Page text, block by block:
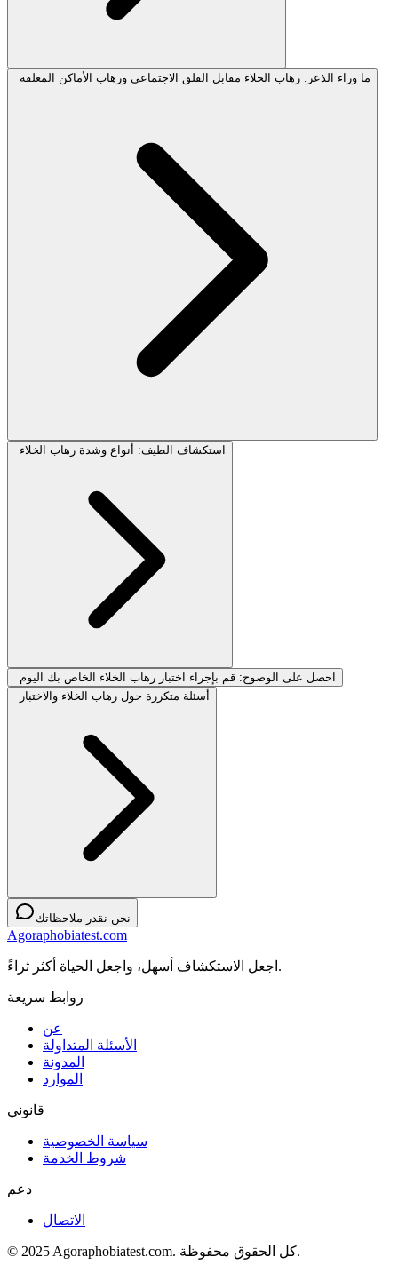
ما وراء الذعر: رهاب الخلاء مقابل القلق الاجتماعي ورهاب الأماكن المغلقة
استكشاف الطيف: أنواع وشدة رهاب الخلاء
احصل على الوضوح: قم بإجراء اختبار رهاب الخلاء الخاص بك اليوم
أسئلة متكررة حول رهاب الخلاء والاختبار
نحن نقدر ملاحظاتك
Agoraphobiatest.com
اجعل الاستكشاف أسهل، واجعل الحياة أكثر ثراءً.
روابط سريعة
عن
الأسئلة المتداولة
المدونة
الموارد
قانوني
سياسة الخصوصية
شروط الخدمة
دعم
الاتصال
© 2025 Agoraphobiatest.com. كل الحقوق محفوظة.